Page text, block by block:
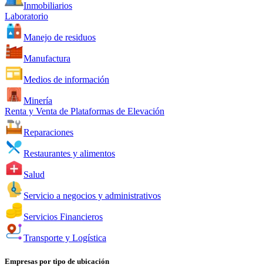
Inmobiliarios
Laboratorio
Manejo de residuos
Manufactura
Medios de información
Minería
Renta y Venta de Plataformas de Elevación
Reparaciones
Restaurantes y alimentos
Salud
Servicio a negocios y administrativos
Servicios Financieros
Transporte y Logística
Empresas por tipo de ubicación